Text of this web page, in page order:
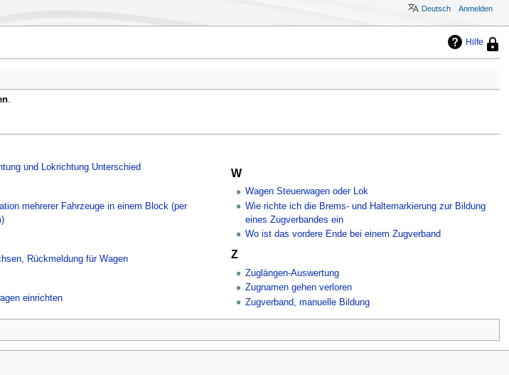
Hilfe Diese
mit
.
und Lokrichtung Unterschied
mehrerer Fahrzeuge in einem Block (per
Rückmeldung für Wagen
einrichten
W
Wagen Steuerwagen oder Lok
Wie richte ich die Brems- und Haltemarkierung zur Bildung
eines Zugverbandes ein
Wo ist das vordere Ende bei einem Zugverband
Z
Zuglängen-Auswertung
Zugnamen gehen verloren
Zugverband, manuelle Bildung
Deutsch Anmelden